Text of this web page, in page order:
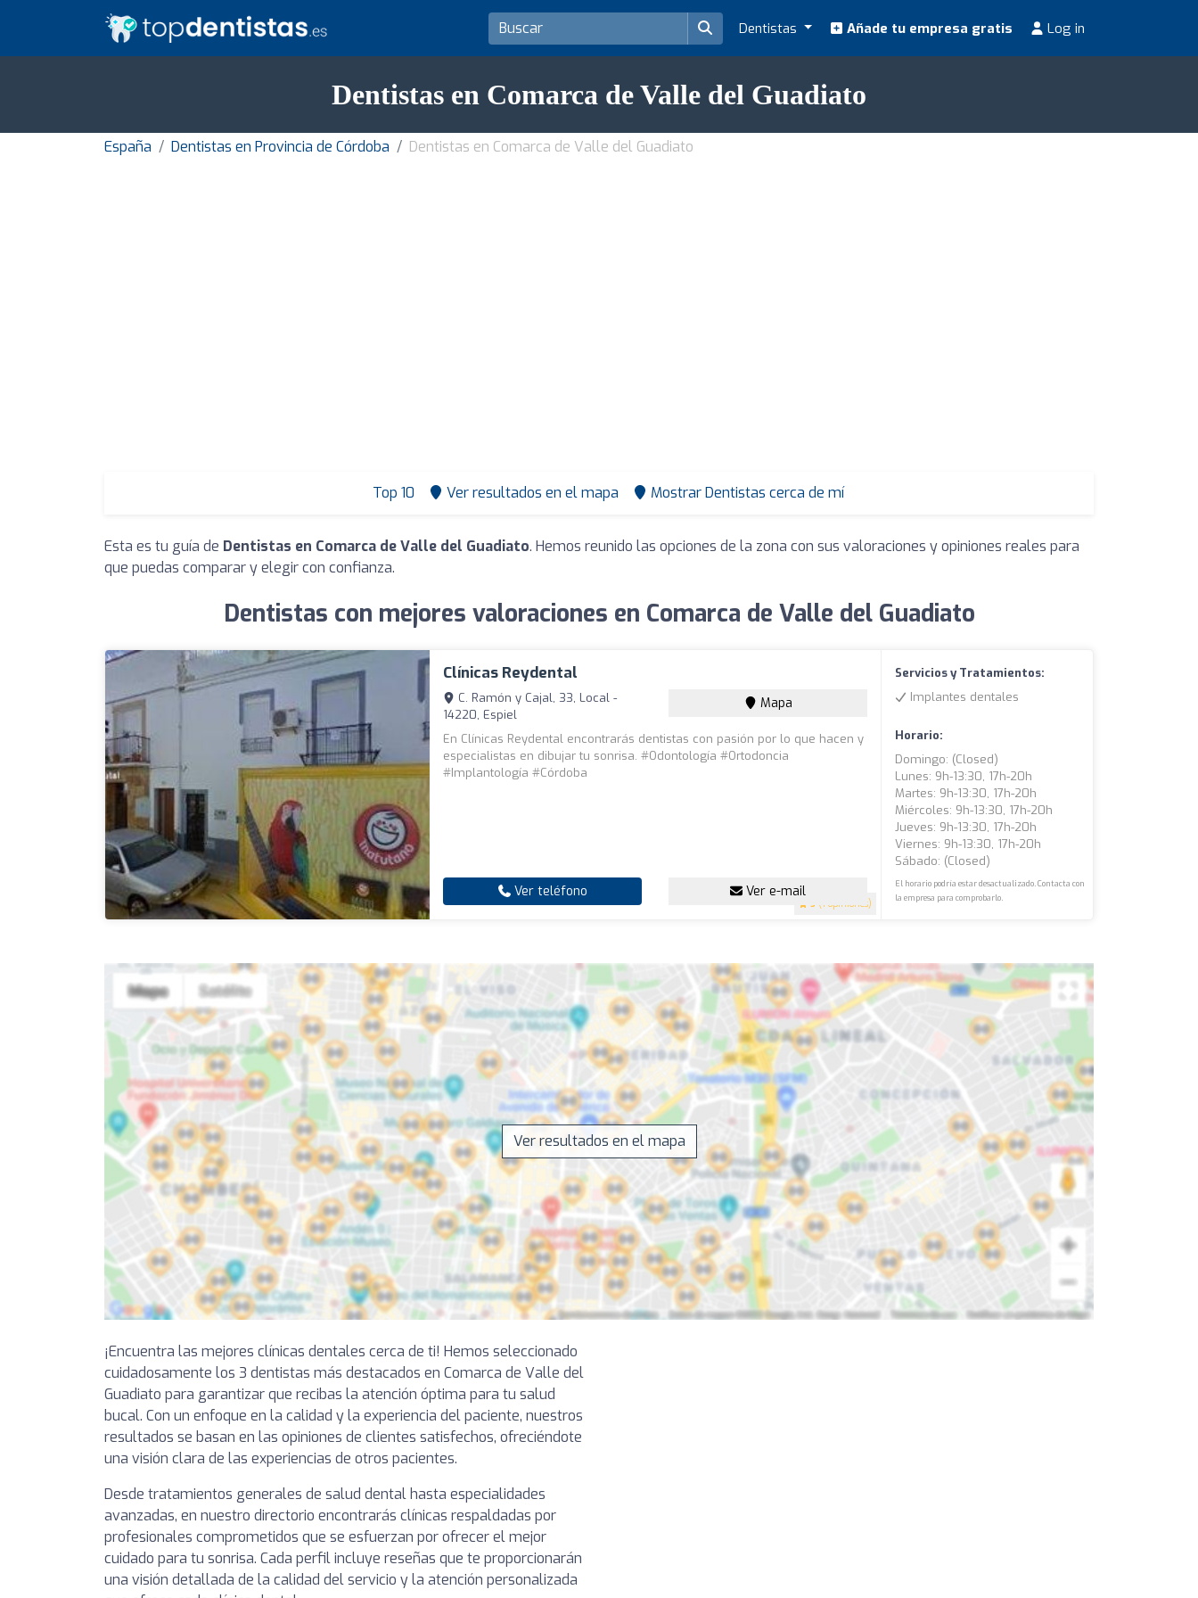
Dentistas Añade tu empresa gratis Log in
Dentistas en Comarca de Valle del Guadiato
España Dentistas en Provincia de Córdoba Dentistas en Comarca de Valle del Guadiato
Top 10 Ver resultados en el mapa Mostrar Dentistas cerca de mí
Esta es tu guía de Dentistas en Comarca de Valle del Guadiato. Hemos reunido las opciones de la zona con sus valoraciones y opiniones reales para
que puedas comparar y elegir con confianza.
Dentistas con mejores valoraciones en Comarca de Valle del Guadiato
Clínicas Reydental
5 (1 opiniones)
C. Ramón y Cajal, 33, Local -
14220, Espiel
Mapa
En Clínicas Reydental encontrarás dentistas con pasión por lo que hacen y
especialistas en dibujar tu sonrisa. #Odontología #Ortodoncia
#Implantología #Córdoba
Ver teléfono Ver e-mail
Servicios y Tratamientos:
Implantes dentales
Horario:
Domingo: (closed)
Lunes: 9h-13:30, 17h-20h
Martes: 9h-13:30, 17h-20h
Miércoles: 9h-13:30, 17h-20h
Jueves: 9h-13:30, 17h-20h
Viernes: 9h-13:30, 17h-20h
Sábado: (closed)
El horario podría estar desactualizado. Contacta con
la empresa para comprobarlo.
Ver resultados en el mapa
¡Encuentra las mejores clínicas dentales cerca de ti! Hemos seleccionado
cuidadosamente los 3 dentistas más destacados en Comarca de Valle del
Guadiato para garantizar que recibas la atención óptima para tu salud
bucal. Con un enfoque en la calidad y la experiencia del paciente, nuestros
resultados se basan en las opiniones de clientes satisfechos, ofreciéndote
una visión clara de las experiencias de otros pacientes.
Desde tratamientos generales de salud dental hasta especialidades
avanzadas, en nuestro directorio encontrarás clínicas respaldadas por
profesionales comprometidos que se esfuerzan por ofrecer el mejor
cuidado para tu sonrisa. Cada perfil incluye reseñas que te proporcionarán
una visión detallada de la calidad del servicio y la atención personalizada